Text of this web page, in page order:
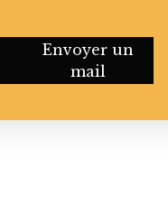
Envoyer un
mail